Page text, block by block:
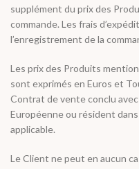
supplément du prix des
commande. Les frais
l’enregistrement de la
Les prix des Produits
sont exprimés en Euros et
Contrat de vente conclu
Européenne ou résident
applicable.
Le Client ne peut en aucun